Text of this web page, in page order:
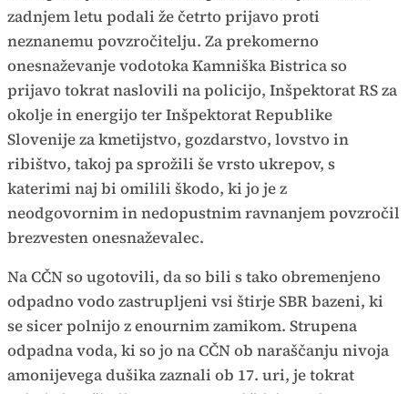
zadnjem letu podali že četrto prijavo proti
neznanemu povzročitelju. Za prekomerno
onesnaževanje vodotoka Kamniška Bistrica so
prijavo tokrat naslovili na policijo, Inšpektorat RS za
okolje in energijo ter Inšpektorat Republike
Slovenije za kmetijstvo, gozdarstvo, lovstvo in
ribištvo, takoj pa sprožili še vrsto ukrepov, s
katerimi naj bi omilili škodo, ki jo je z
neodgovornim in nedopustnim ravnanjem povzročil
brezvesten onesnaževalec.
Na CČN so ugotovili, da so bili s tako obremenjeno
odpadno vodo zastrupljeni vsi štirje SBR bazeni, ki
se sicer polnijo z enournim zamikom. Strupena
odpadna voda, ki so jo na CČN ob naraščanju nivoja
amonijevega dušika zaznali ob 17. uri, je tokrat